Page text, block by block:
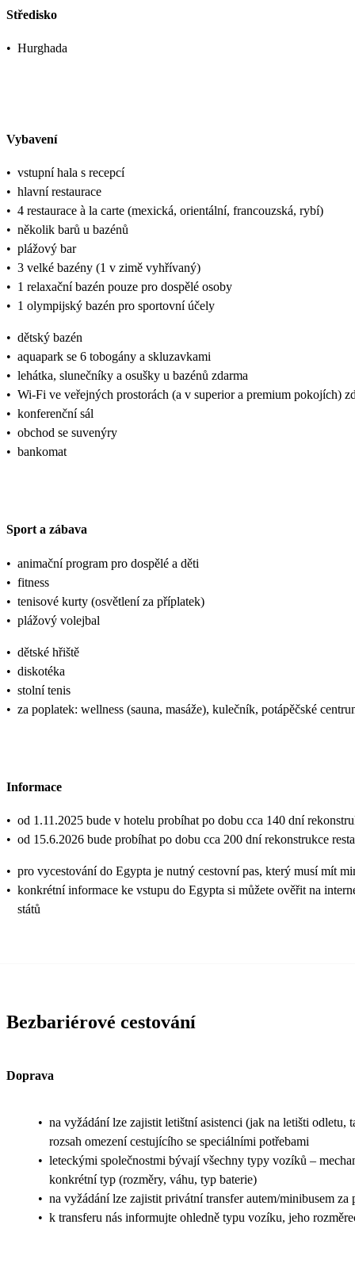
Středisko
• Hurghada
Vybavení
• vstupní hala s recepcí
• hlavní restaurace
• 4 restaurace à la carte (mexická, orientální, francouzská, rybí)
• několik barů u bazénů
• plážový bar
• 3 velké bazény (1 v zimě vyhřívaný)
• 1 relaxační bazén pouze pro dospělé osoby
• 1 olympijský bazén pro sportovní účely
• dětský bazén
• aquapark se 6 tobogány a skluzavkami
• lehátka, slunečníky a osušky u bazénů zdarma
• Wi-Fi ve veřejných prostorách (a v superior a premium pokojích)
• konferenční sál
• obchod se suvenýry
• bankomat
Sport a zábava
• animační program pro dospělé a děti
• fitness
• tenisové kurty (osvětlení za příplatek)
• plážový volejbal
• dětské hřiště
• diskotéka
• stolní tenis
• za poplatek: wellness (sauna, masáže), kulečník, potápěčské
Informace
• od 1.11.2025 bude v hotelu probíhat po dobu cca 140 dní
• od 15.6.2026 bude probíhat po dobu cca 200 dní rekonstrukce
• pro vycestování do Egypta je nutný cestovní pas, který musí mít
• konkrétní informace ke vstupu do Egypta si můžete ověřit na
států
Bezbariérové cestování
Doprava
• na vyžádání lze zajistit letištní asistenci (jak na letišti odletu,
rozsah omezení cestujícího se speciálními potřebami
• leteckými společnostmi bývají všechny typy vozíků –
konkrétní typ (rozměry, váhu, typ baterie)
• na vyžádání lze zajistit privátní transfer autem/minibusem
• k transferu nás informujte ohledně typu vozíku, jeho